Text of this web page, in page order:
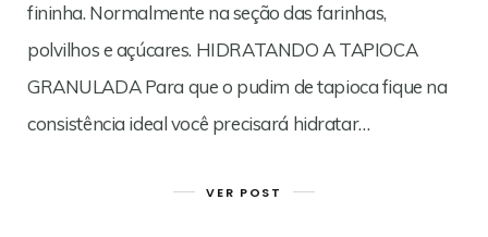
fininha. Normalmente na seção das farinhas,
polvilhos e açúcares. HIDRATANDO A TAPIOCA
GRANULADA Para que o pudim de tapioca fique na
consistência ideal você precisará hidratar…
VER POST